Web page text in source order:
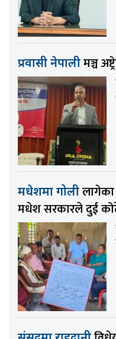
प्रवासी नेपालीमञ्च
मधेशमा गोली
मधेश सरकारले दुई